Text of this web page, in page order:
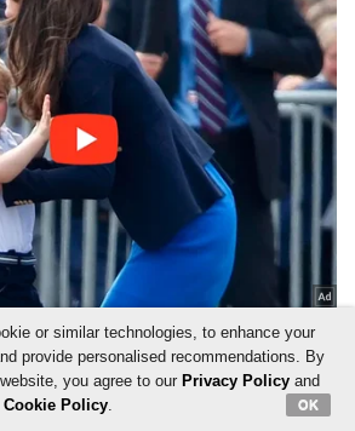
or similar technologies, to enhance your
provide personalised recommendations. By
you agree to our Privacy Policyand
Cookie Policy. OK